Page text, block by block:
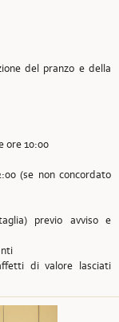
del pranzo e della
ore 10:00
(se non concordato
previo avviso e
di valore lasciati